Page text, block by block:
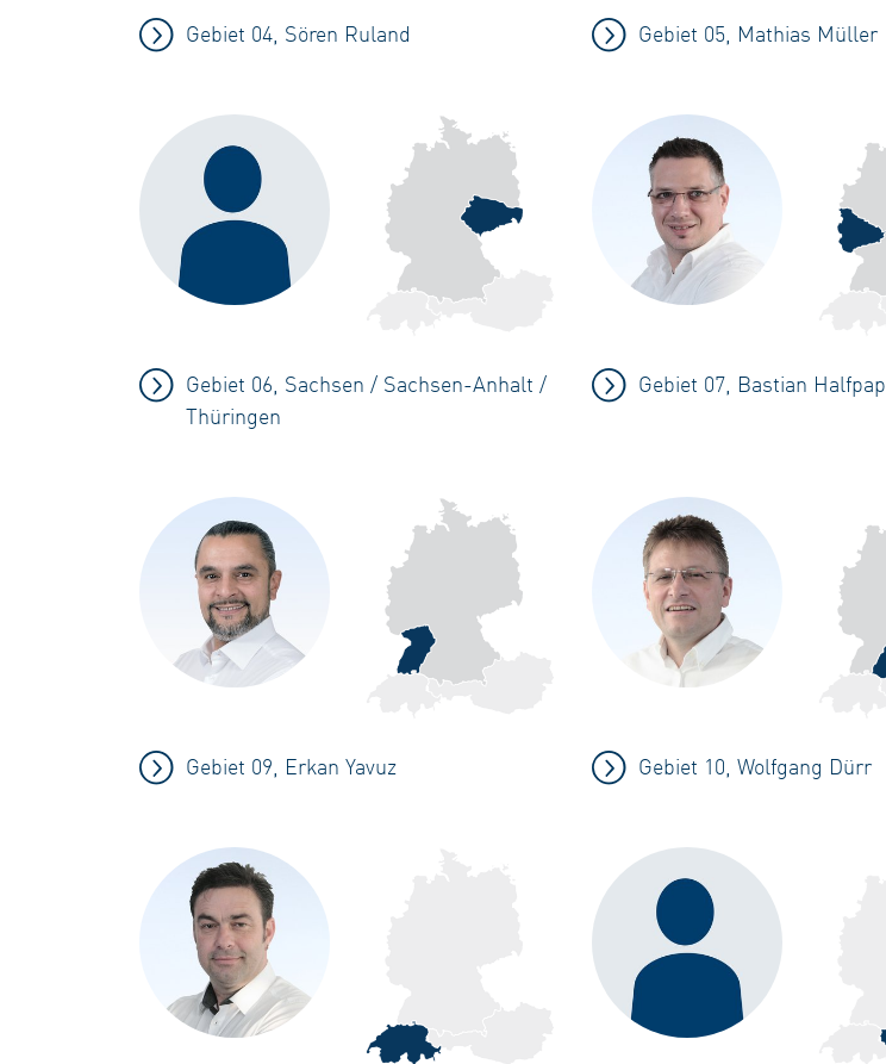
Gebiet 04, Sören Ruland Gebiet 05, Mathias Müller
Gebiet 06, Sachsen / Sachsen-Anhalt /
Thüringen
Gebiet 07, Bastian Halfpap
Gebiet 09, Erkan Yavuz Gebiet 10, Wolfgang Dürr